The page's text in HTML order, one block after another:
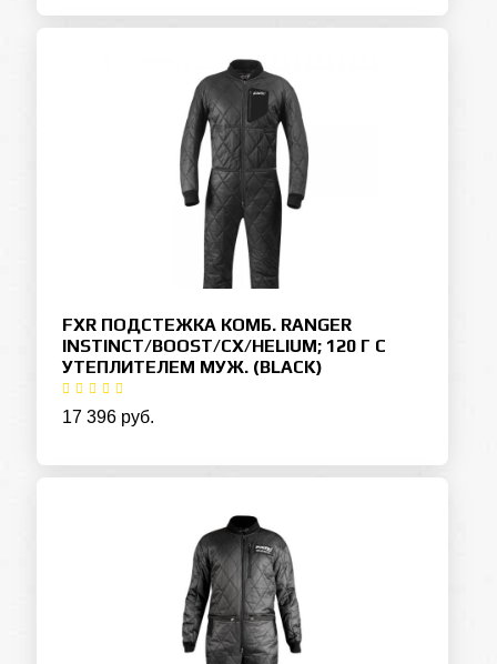
FXR ПОДСТЕЖКА КОМБ. RANGER
INSTINCT/BOOST/CX/HELIUM; 120 Г С
УТЕПЛИТЕЛЕМ МУЖ. (BLACK)
17 396 руб.